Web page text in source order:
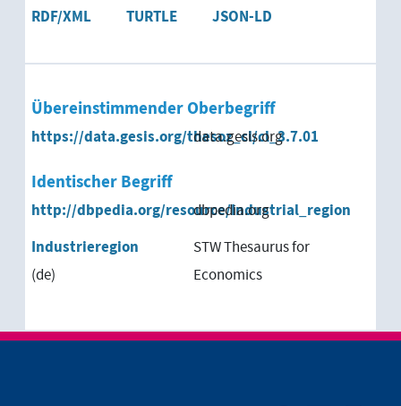
RDF/XML TURTLE JSON-LD
Übereinstimmender Oberbegriff
https://data.gesis.org/thesoz_cl/cl_3.7.01
data.gesis.org
Identischer Begriff
http://dbpedia.org/resource/Industrial_region
dbpedia.org
Industrieregion
(de)
STW Thesaurus for
Economics